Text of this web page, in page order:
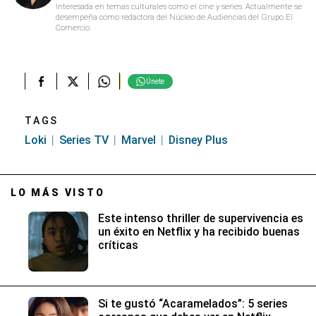
Interesada en temas culturales como el cine y series. Actualmente se
desempeña como redactora del Núcleo de Audiencias del Grupo El
Comercio.
Únete
TAGS
Loki Series TV Marvel Disney Plus
LO MÁS VISTO
Este intenso thriller de supervivencia es
un éxito en Netflix y ha recibido buenas
críticas
Si te gustó “Acaramelados”: 5 series